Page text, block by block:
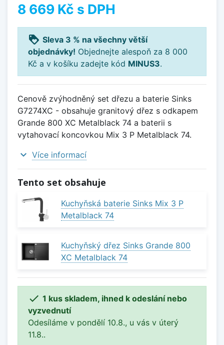
8 669 Kč s DPH
loyalty Sleva 3 % na všechny větší
objednávky! Objednejte alespoň za 8 000
Kč a v košíku zadejte kód MINUS3.
Cenově zvýhodněný set dřezu a baterie Sinks
G7274XC - obsahuje granitový dřez s odkapem
Grande 800 XC Metalblack 74 a baterii s
vytahovací koncovkou Mix 3 P Metalblack 74.
expand_more Více informací
Tento set obsahuje
Kuchyňská baterie Sinks Mix 3 P
Metalblack 74
Kuchyňský dřez Sinks Grande 800
XC Metalblack 74
 1 kus skladem, ihned k odeslání nebo
vyzvednutí
Odesíláme v pondělí 10.8., u vás v úterý
11.8..